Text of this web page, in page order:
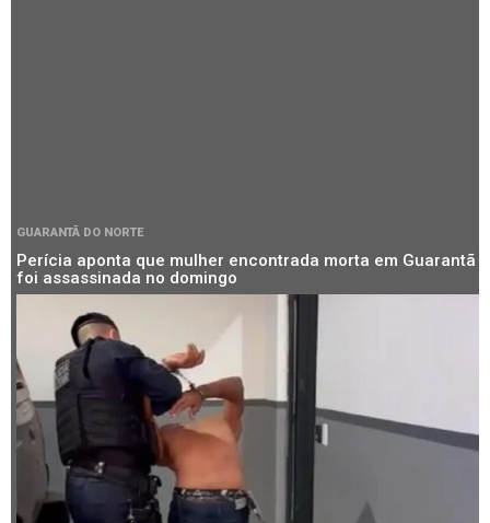
GUARANTÃ DO NORTE
Perícia aponta que mulher encontrada morta em Guarantã
foi assassinada no domingo